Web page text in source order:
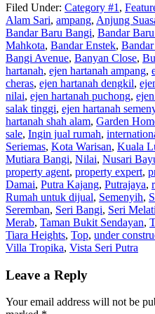
Filed Under: Category #1 ,
Alam Sari, ampang, Anjung
Bandar Baru Bangi, Bandar
Mahkota, Bandar Enstek,
Bangi Avenue, Banyan Close,
hartanah, ejen hartanah ampang,
cheras, ejen hartanah dengkil,
nilai, ejen hartanah puchong,
salak tinggi, ejen hartanah
hartanah shah alam, Garden
sale, Ingin jual rumah,
Seriemas, Kota Warisan, Kuala
Mutiara Bangi, Nilai, Nusari
property agent, property expert,
Damai, Putra Kajang, Putrajaya,
Rumah untuk dijual, Semenyih,
Seremban, Seri Bangi, Seri Melati
Merab, Taman Bukit Sendayan,
Tiara Heights, Top, under
Villa Tropika, Vista Seri Putra
Leave a Reply
Your email address will not be